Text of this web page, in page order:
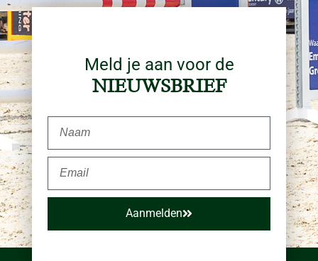
Meld je aan voor de
NIEUWSBRIEF
Aanmelden